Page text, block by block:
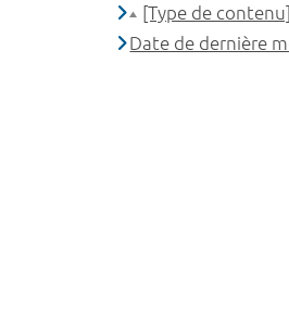
[Type de contenu]
Date de dernière